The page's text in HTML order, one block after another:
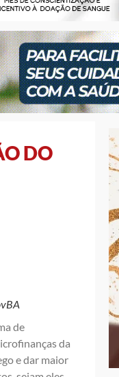
DO
de
da
e dar maior